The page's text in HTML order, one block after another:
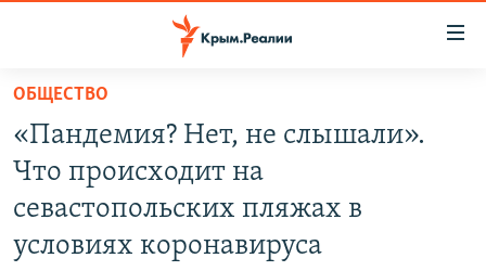
Вернуться
основному
содержанию
главной
СПЕЦПРОЕКТЫ
ОБЩЕСТВО
«Пандемия? Нет, не слышали».
Что происходит на
севастопольских пляжах в
условиях коронавируса